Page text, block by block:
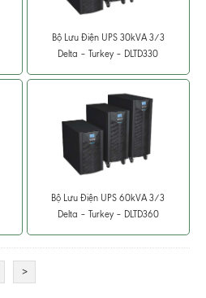
Bộ Lưu Điện UPS 30kVA 3/3
Delta – Turkey – DLTD330
Bộ Lưu Điện UPS 60kVA 3/3
Delta – Turkey – DLTD360
>